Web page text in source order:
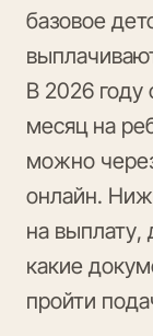
базовое
В 2026 году
месяц на
можно
онлайн.
на выплату,
какие
пройти